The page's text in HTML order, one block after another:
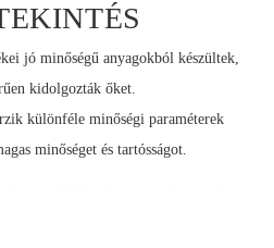
jó minőségű anyagokból készültek,
kidolgozták őket.
különféle minőségi paraméterek
minőséget és tartósságot.